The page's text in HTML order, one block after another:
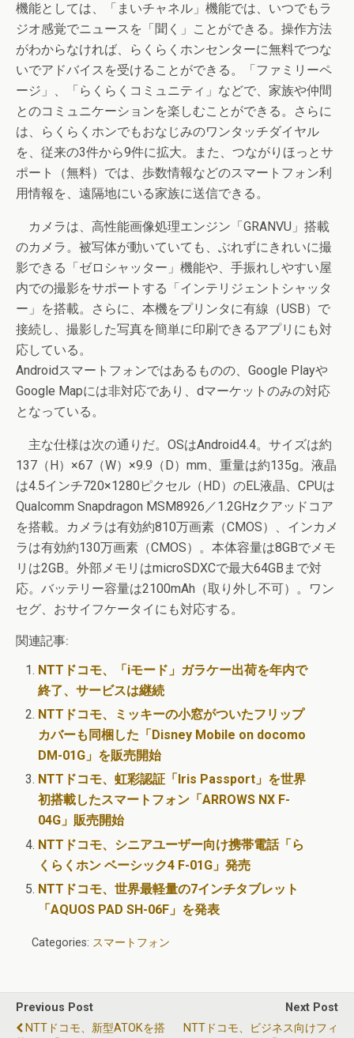
機能としては、「まいチャネル」機能では、いつでもラ
ジオ感覚でニュースを「聞く」ことができる。操作方法
がわからなければ、らくらくホンセンターに無料でつな
いでアドバイスを受けることができる。「ファミリーペ
ージ」、「らくらくコミュニティ」などで、家族や仲間
とのコミュニケーションを楽しむことができる。さらに
は、らくらくホンでもおなじみのワンタッチダイヤル
を、従来の3件から9件に拡大。また、つながりほっとサ
ポート（無料）では、歩数情報などのスマートフォン利
用情報を、遠隔地にいる家族に送信できる。
カメラは、高性能画像処理エンジン「GRANVU」搭載
のカメラ。被写体が動いていても、ぶれずにきれいに撮
影できる「ゼロシャッター」機能や、手振れしやすい屋
内での撮影をサポートする「インテリジェントシャッタ
ー」を搭載。さらに、本機をプリンタに有線（USB）で
接続し、撮影した写真を簡単に印刷できるアプリにも対
応している。
Androidスマートフォンではあるものの、Google Playや
Google Mapには非対応であり、dマーケットのみの対応
となっている。
主な仕様は次の通りだ。OSはAndroid4.4。サイズは約
137（H）×67（W）×9.9（D）mm、重量は約135g。液晶
は4.5インチ720×1280ピクセル（HD）のEL液晶、CPUは
Qualcomm Snapdragon MSM8926／1.2GHzクアッドコア
を搭載。カメラは有効約810万画素（CMOS）、インカメ
ラは有効約130万画素（CMOS）。本体容量は8GBでメモ
リは2GB。外部メモリはmicroSDXCで最大64GBまで対
応。バッテリー容量は2100mAh（取り外し不可）。ワン
セグ、おサイフケータイにも対応する。
関連記事:
NTTドコモ、「iモード」ガラケー出荷を年内で
終了、サービスは継続
NTTドコモ、ミッキーの小窓がついたフリップ
カバーも同梱した「Disney Mobile on docomo
DM-01G」を販売開始
NTTドコモ、虹彩認証「Iris Passport」を世界
初搭載したスマートフォン「ARROWS NX F-
04G」販売開始
NTTドコモ、シニアユーザー向け携帯電話「ら
くらくホン ベーシック4 F-01G」発売
NTTドコモ、世界最軽量の7インチタブレット
「AQUOS PAD SH-06F」を発表
Categories: スマートフォン
Previous Post
NTTドコモ、新型ATOKを搭
Next Post
NTTドコモ、ビジネス向けフィ